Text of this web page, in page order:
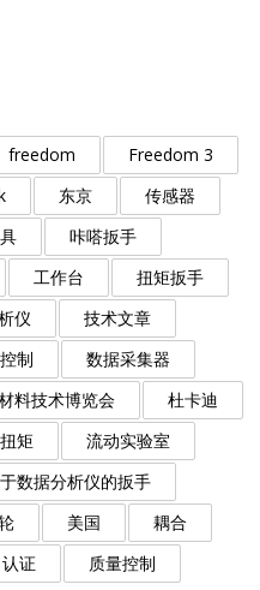
freedom
Freedom 3
东京
传感器
咔嗒扳手
工作台
扭矩扳手
仪
技术文章
控制
数据采集器
料技术博览会
杜卡迪
矩
流动实验室
数据分析仪的扳手
美国
耦合
认证
质量控制